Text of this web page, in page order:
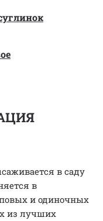
в саду
в
и одиночных
из лучших